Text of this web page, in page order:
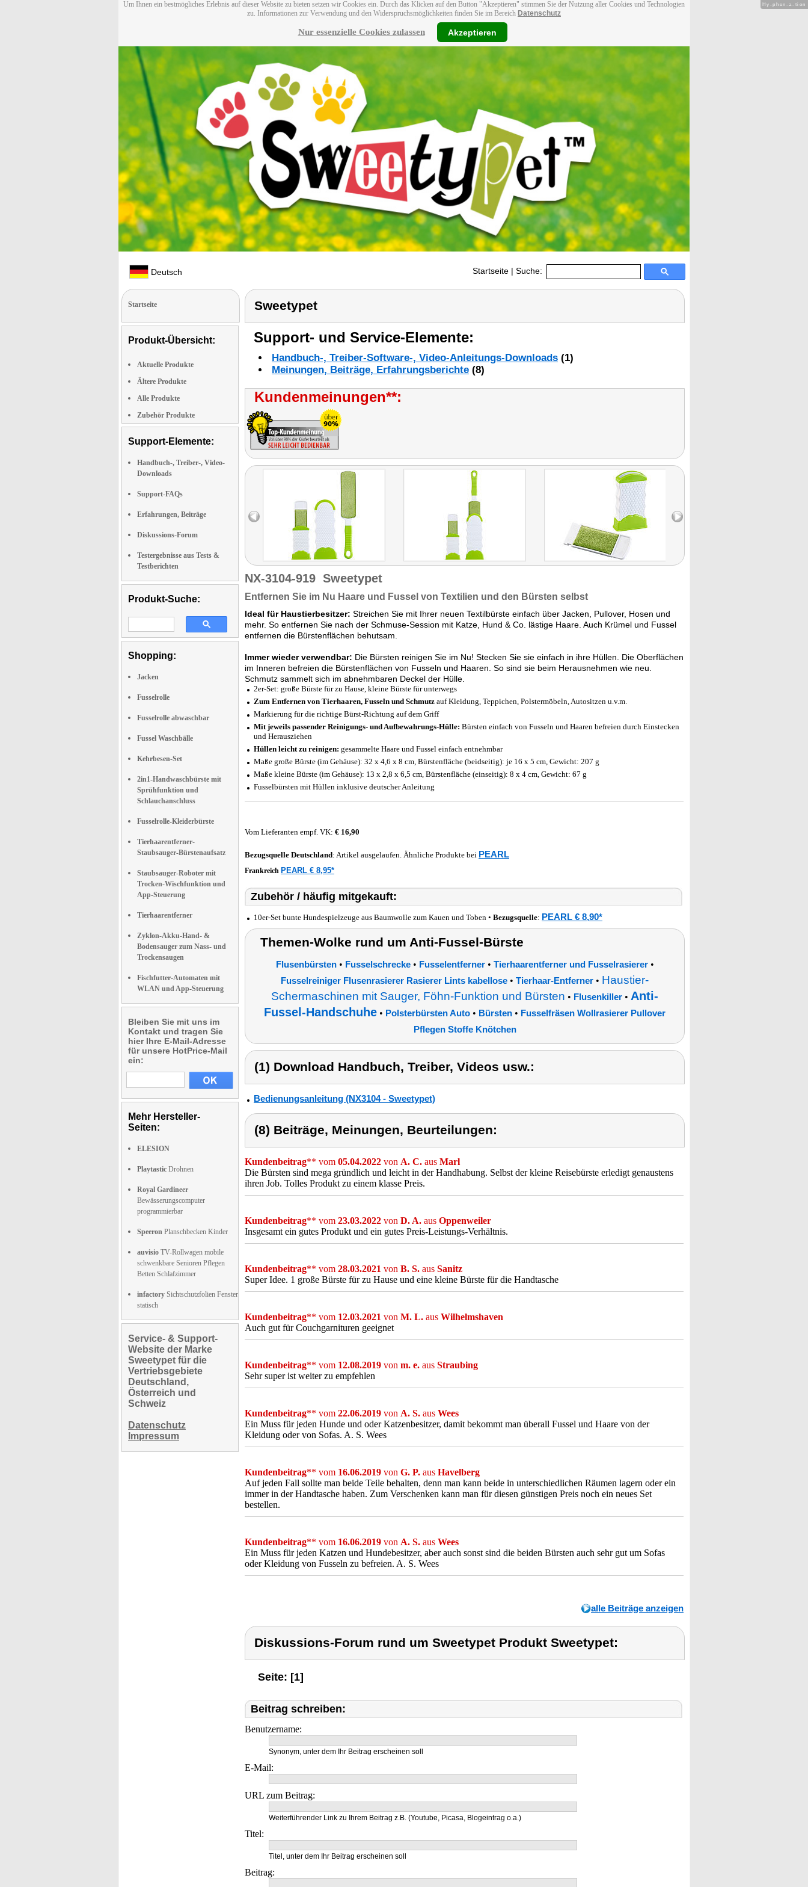
Um Ihnen ein bestmögliches Erlebnis auf dieser Website zu bieten setzen wir Cookies ein. Durch das Klicken auf den Button "Akzeptieren" stimmen Sie der Nutzung aller Cookies und Technologien
zu. Informationen zur Verwendung und den Widerspruchsmöglichkeiten finden Sie im Bereich Datenschutz
Nur essenzielle Cookies zulassen Akzeptieren
Deutsch Startseite | Suche:
Startseite
Produkt-Übersicht:
Aktuelle Produkte
Ältere Produkte
Alle Produkte
Zubehör Produkte
Support-Elemente:
Handbuch-, Treiber-, Video-
Downloads
Support-FAQs
Erfahrungen, Beiträge
Diskussions-Forum
Testergebnisse aus Tests &
Testberichten
Produkt-Suche:
Shopping:
Jacken
Fusselrolle
Fusselrolle abwaschbar
Fussel Waschbälle
Kehrbesen-Set
2in1-Handwaschbürste mit
Sprühfunktion und
Schlauchanschluss
Fusselrolle-Kleiderbürste
Tierhaarentferner-
Staubsauger-Bürstenaufsatz
Staubsauger-Roboter mit
Trocken-Wischfunktion und
App-Steuerung
Tierhaarentferner
Zyklon-Akku-Hand- &
Bodensauger zum Nass- und
Trockensaugen
Fischfutter-Automaten mit
WLAN und App-Steuerung
Bleiben Sie mit uns im
Kontakt und tragen Sie
hier Ihre E-Mail-Adresse
für unsere HotPrice-Mail
ein:
Mehr Hersteller-
Seiten:
ELESION
Playtastic Drohnen
Royal Gardineer
Bewässerungscomputer
programmierbar
Speeron Planschbecken Kinder
auvisio TV-Rollwagen mobile
schwenkbare Senioren Pflegen
Betten Schlafzimmer
infactory Sichtschutzfolien Fenster
statisch
Service- & Support-
Website der Marke
Sweetypet für die
Vertriebsgebiete
Deutschland,
Österreich und
Schweiz
Datenschutz
Impressum
Sweetypet
Support- und Service-Elemente:
Handbuch-, Treiber-Software-, Video-Anleitungs-Downloads (1)
Meinungen, Beiträge, Erfahrungsberichte (8)
Kundenmeinungen**:
NX-3104-919 Sweetypet
Entfernen Sie im Nu Haare und Fussel von Textilien und den Bürsten selbst
Ideal für Haustierbesitzer: Streichen Sie mit Ihrer neuen Textilbürste einfach über Jacken, Pullover, Hosen und
mehr. So entfernen Sie nach der Schmuse-Session mit Katze, Hund & Co. lästige Haare. Auch Krümel und Fussel
entfernen die Bürstenflächen behutsam.
Immer wieder verwendbar: Die Bürsten reinigen Sie im Nu! Stecken Sie sie einfach in ihre Hüllen. Die Oberflächen
im Inneren befreien die Bürstenflächen von Fusseln und Haaren. So sind sie beim Herausnehmen wie neu.
Schmutz sammelt sich im abnehmbaren Deckel der Hülle.
2er-Set: große Bürste für zu Hause, kleine Bürste für unterwegs
Zum Entfernen von Tierhaaren, Fusseln und Schmutz auf Kleidung, Teppichen, Polstermöbeln, Autositzen u.v.m.
Markierung für die richtige Bürst-Richtung auf dem Griff
Mit jeweils passender Reinigungs- und Aufbewahrungs-Hülle: Bürsten einfach von Fusseln und Haaren befreien durch Einstecken
und Herausziehen
Hüllen leicht zu reinigen: gesammelte Haare und Fussel einfach entnehmbar
Maße große Bürste (im Gehäuse): 32 x 4,6 x 8 cm, Bürstenfläche (beidseitig): je 16 x 5 cm, Gewicht: 207 g
Maße kleine Bürste (im Gehäuse): 13 x 2,8 x 6,5 cm, Bürstenfläche (einseitig): 8 x 4 cm, Gewicht: 67 g
Fusselbürsten mit Hüllen inklusive deutscher Anleitung
Vom Lieferanten empf. VK: € 16,90
Bezugsquelle Deutschland: Artikel ausgelaufen. Ähnliche Produkte bei PEARL
Frankreich PEARL € 8,95*
Zubehör / häufig mitgekauft:
10er-Set bunte Hundespielzeuge aus Baumwolle zum Kauen und Toben • Bezugsquelle: PEARL € 8,90*
Themen-Wolke rund um Anti-Fussel-Bürste
Flusenbürsten• Fusselschrecke• Fusselentferner• Tierhaarentferner und Fusselrasierer•
Fusselreiniger Flusenrasierer Rasierer Lints kabellose • Tierhaar-Entferner • Haustier-
Schermaschinen mit Sauger, Föhn-Funktion und Bürsten • Flusenkiller • Anti-
Fussel-Handschuhe • Polsterbürsten Auto • Bürsten • Fusselfräsen Wollrasierer Pullover
Pflegen Stoffe Knötchen
(1) Download Handbuch, Treiber, Videos usw.:
Bedienungsanleitung (NX3104 - Sweetypet)
(8) Beiträge, Meinungen, Beurteilungen:
Kundenbeitrag** vom 05.04.2022 von A. C. aus Marl
Die Bürsten sind mega gründlich und leicht in der Handhabung. Selbst der kleine Reisebürste erledigt genaustens
ihren Job. Tolles Produkt zu einem klasse Preis.
Kundenbeitrag** vom 23.03.2022 von D. A. aus Oppenweiler
Insgesamt ein gutes Produkt und ein gutes Preis-Leistungs-Verhältnis.
Kundenbeitrag** vom 28.03.2021 von B. S. aus Sanitz
Super Idee. 1 große Bürste für zu Hause und eine kleine Bürste für die Handtasche
Kundenbeitrag** vom 12.03.2021 von M. L. aus Wilhelmshaven
Auch gut für Couchgarnituren geeignet
Kundenbeitrag** vom 12.08.2019 von m. e. aus Straubing
Sehr super ist weiter zu empfehlen
Kundenbeitrag** vom 22.06.2019 von A. S. aus Wees
Ein Muss für jeden Hunde und oder Katzenbesitzer, damit bekommt man überall Fussel und Haare von der
Kleidung oder von Sofas. A. S. Wees
Kundenbeitrag** vom 16.06.2019 von G. P. aus Havelberg
Auf jeden Fall sollte man beide Teile behalten, denn man kann beide in unterschiedlichen Räumen lagern oder ein
immer in der Handtasche haben. Zum Verschenken kann man für diesen günstigen Preis noch ein neues Set
bestellen.
Kundenbeitrag** vom 16.06.2019 von A. S. aus Wees
Ein Muss für jeden Katzen und Hundebesitzer, aber auch sonst sind die beiden Bürsten auch sehr gut um Sofas
oder Kleidung von Fusseln zu befreien. A. S. Wees
alle Beiträge anzeigen
Diskussions-Forum rund um Sweetypet Produkt Sweetypet:
Seite: [1]
Beitrag schreiben:
Benutzername:
Synonym, unter dem Ihr Beitrag erscheinen soll
E-Mail:
URL zum Beitrag:
Weiterführender Link zu Ihrem Beitrag z.B. (Youtube, Picasa, Blogeintrag o.a.)
Titel:
Titel, unter dem Ihr Beitrag erscheinen soll
Beitrag:
Hy-phen-a-tion